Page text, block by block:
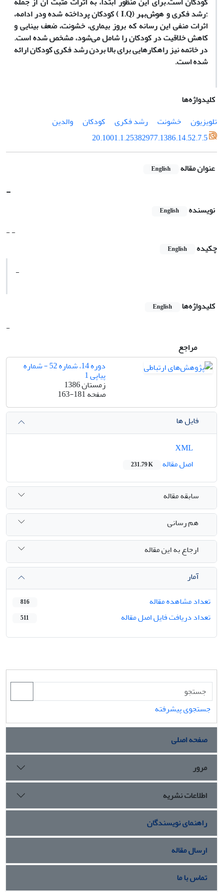
:رشد فکری و هوش‌بهر (I.Q ) کودکان پرداخته شده ودر ادامه،
اثرات منفی این رسانه که بروز بیماری‌، خشونت‌، ضعف بینایی و
کاهش خلاقیت در کودکان را شامل می‌شود، مشخص شده است.
در خاتمه نیز راهکارهایی برای بالا بردن رشد فکری کودکان ارائه
شده است.
کلیدواژه‌ها
تلویزیون‌
خشونت‌ رشد فکری‌ کودکان
والدین
20.1001.1.25382977.1386.14.52.7.5
عنوان مقاله English
-
نویسنده English
- -
چکیده
English
-
کلیدواژه‌ها English
-
مراجع
دوره 14، شماره 52 - شماره
پیاپی 1
زمستان 1386
صفحه163-181
فایل ها
اصل مقاله
231.79 K
سابقه مقاله
هم رسانی
ارجاع به این مقاله
آمار
تعداد مشاهده مقاله
816
تعداد دریافت فایل اصل مقاله 511
جستجوی پیشرفته
صفحه اصلی
مرور
اطلاعات نشریه
راهنمای نویسندگان
ارسال مقاله
تماس با ما